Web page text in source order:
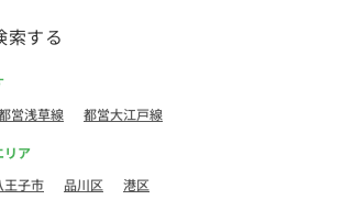
索する
営浅草線 都営大江戸線
リア
王子市 品川区 港区